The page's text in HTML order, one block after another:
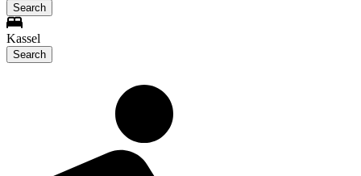
Search
Kassel
Search